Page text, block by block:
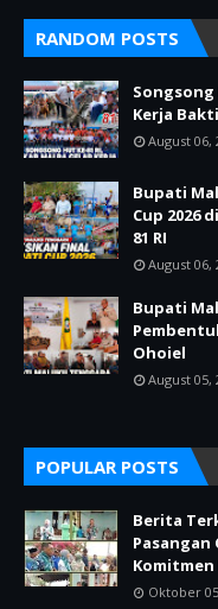
RANDOM POSTS
Songsong
Kerja
August 06,
Bupati
Cup 2026
81 RI
August 06,
Bupati
Ohoiel
August 05,
POPULAR POSTS
Berita
Pasangan
Oktober